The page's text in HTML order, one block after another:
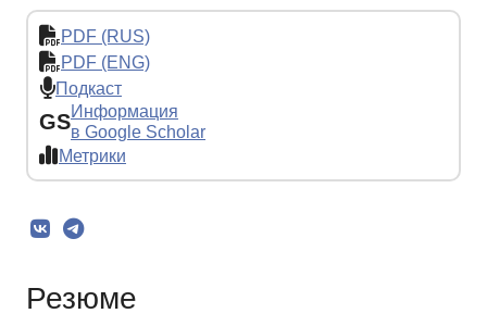
PDF (RUS)
PDF (ENG)
Подкаст
GSИнформация
в Google Scholar
Метрики
Резюме